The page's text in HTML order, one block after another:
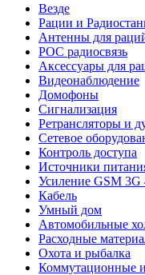
Везде
Рации и
Антенны для
POC радиосвязь
Аксессуары для
Видеонаблюдение
Домофоны
Сигнализация
Ретрансляторы и
Сетевое
Контроль доступа
Источники
Усиление GSM 3G
Кабель
Умный дом
Автомобильные
Расходные
Охота и рыбалка
Коммутационные